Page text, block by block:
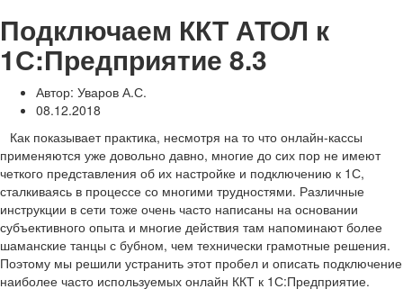
Подключаем ККТ АТОЛ к
1С:Предприятие 8.3
Автор: Уваров А.С.
08.12.2018
Как показывает практика, несмотря на то что онлайн-кассы
применяются уже довольно давно, многие до сих пор не имеют
четкого представления об их настройке и подключению к 1С,
сталкиваясь в процессе со многими трудностями. Различные
инструкции в сети тоже очень часто написаны на основании
субъективного опыта и многие действия там напоминают более
шаманские танцы с бубном, чем технически грамотные решения.
Поэтому мы решили устранить этот пробел и описать подключение
наиболее часто используемых онлайн ККТ к 1С:Предприятие.